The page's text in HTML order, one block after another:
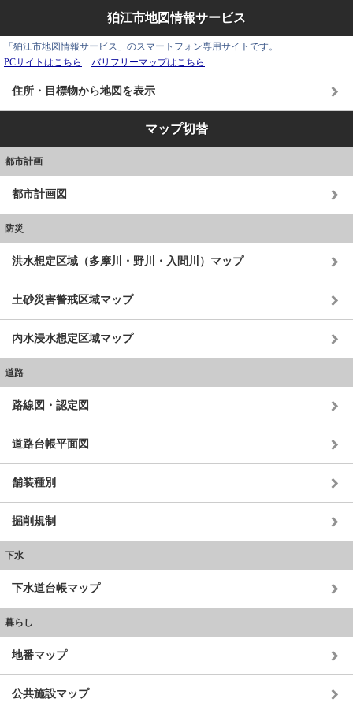
狛江市地図情報サービス
「狛江市地図情報サービス」のスマートフォン専用サイトです。
PCサイトはこちら
バリフリーマップはこちら
住所・目標物から地図を表示
マップ切替
都市計画
都市計画図
防災
洪水想定区域（多摩川・野川・入間川）マップ
土砂災害警戒区域マップ
内水浸水想定区域マップ
道路
路線図・認定図
道路台帳平面図
舗装種別
掘削規制
下水
下水道台帳マップ
暮らし
地番マップ
公共施設マップ